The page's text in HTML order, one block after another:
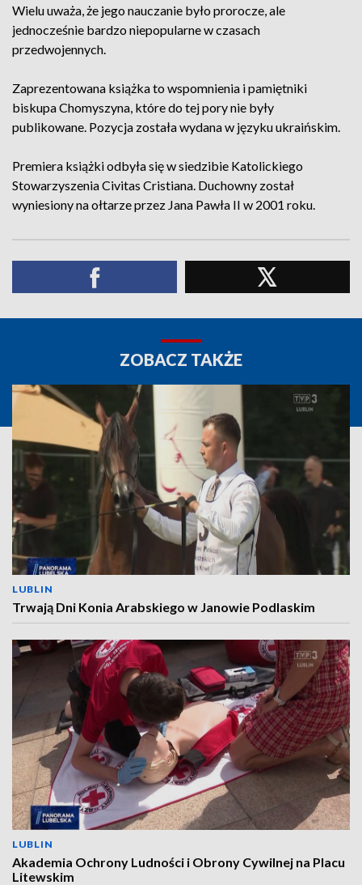
Wielu uważa, że jego nauczanie było prorocze, ale
jednocześnie bardzo niepopularne w czasach
przedwojennych.
Zaprezentowana książka to wspomnienia i pamiętniki
biskupa Chomyszyna, które do tej pory nie były
publikowane. Pozycja została wydana w języku ukraińskim.
Premiera książki odbyła się w siedzibie Katolickiego
Stowarzyszenia Civitas Cristiana. Duchowny został
wyniesiony na ołtarze przez Jana Pawła II w 2001 roku.
ZOBACZ TAKŻE
LUBLIN
Trwają Dni Konia Arabskiego w Janowie Podlaskim
LUBLIN
Akademia Ochrony Ludności i Obrony Cywilnej na Placu
Litewskim